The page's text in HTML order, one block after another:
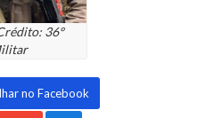
36º
no Facebook